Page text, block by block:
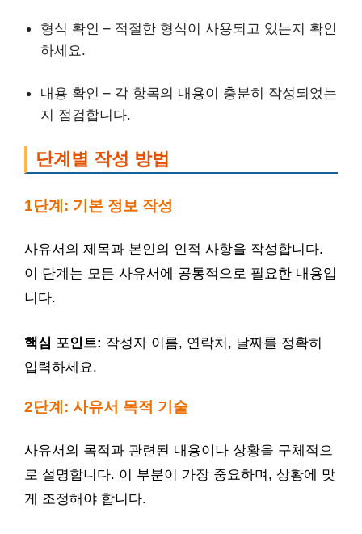
형식 확인 – 적절한 형식이 사용되고 있는지 확인
하세요.
내용 확인 – 각 항목의 내용이 충분히 작성되었는
지 점검합니다.
단계별 작성 방법
1단계: 기본 정보 작성
사유서의 제목과 본인의 인적 사항을 작성합니다.
이 단계는 모든 사유서에 공통적으로 필요한 내용입
니다.
핵심 포인트: 작성자 이름, 연락처, 날짜를 정확히
입력하세요.
2단계: 사유서 목적 기술
사유서의 목적과 관련된 내용이나 상황을 구체적으
로 설명합니다. 이 부분이 가장 중요하며, 상황에 맞
게 조정해야 합니다.